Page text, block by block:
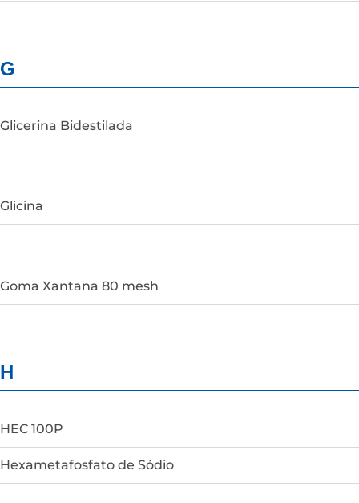
G
Glicerina Bidestilada
Glicina
Goma Xantana 80 mesh
H
HEC 100P
Hexametafosfato de Sódio